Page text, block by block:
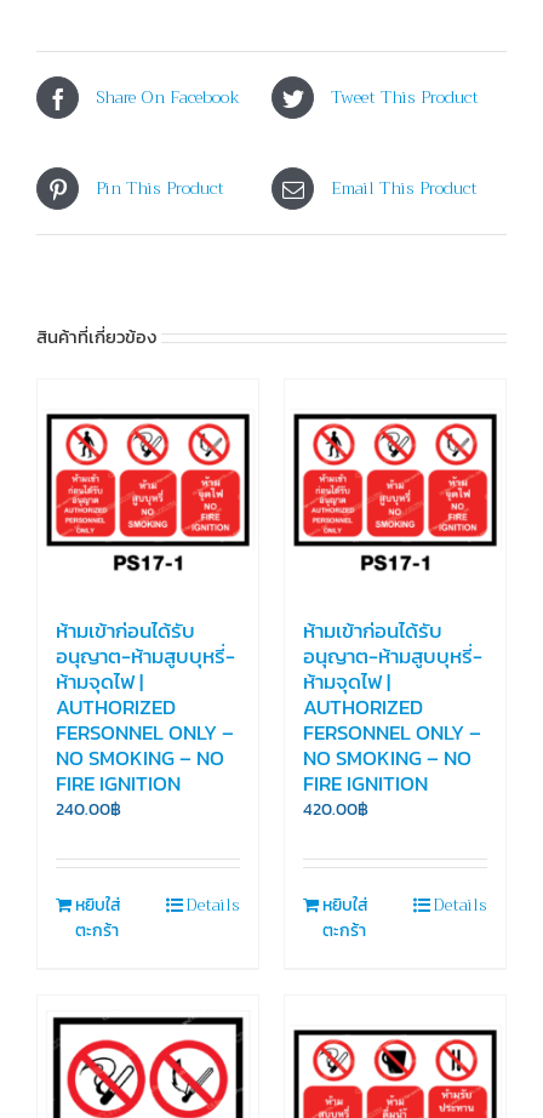
Share On Facebook Tweet This Product
Pin This Product Email This Product
สินค้าที่เกี่ยวข้อง
ห้ามเข้าก่อนได้รับ
อนุญาต-ห้ามสูบบุหรี่-
ห้ามจุดไฟ |
AUTHORIZED
FERSONNEL ONLY –
NO SMOKING – NO
FIRE IGNITION
240.00฿
หยิบใส่
ตะกร้า
Details
ห้ามเข้าก่อนได้รับ
อนุญาต-ห้ามสูบบุหรี่-
ห้ามจุดไฟ |
AUTHORIZED
FERSONNEL ONLY –
NO SMOKING – NO
FIRE IGNITION
420.00฿
หยิบใส่
ตะกร้า
Details